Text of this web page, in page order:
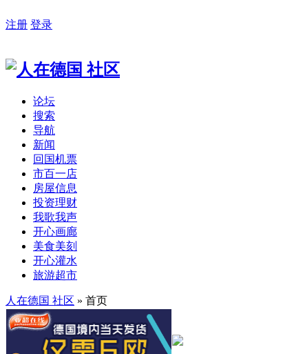
注册 登录
论坛
搜索
导航
新闻
回国机票
市百一店
房屋信息
投资理财
我歌我声
开心画廊
美食美刻
开心灌水
旅游超市
人在德国 社区 » 首页